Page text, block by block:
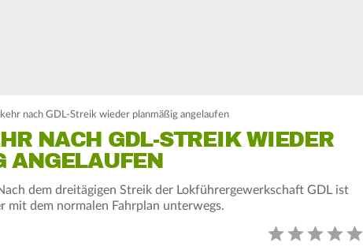
nach GDL-Streik wieder planmäßig angelaufen
NACH GDL-STREIK WIEDER
dem dreitägigen Streik der Lokführergewerkschaft GDL ist
mit dem normalen Fahrplan unterwegs.